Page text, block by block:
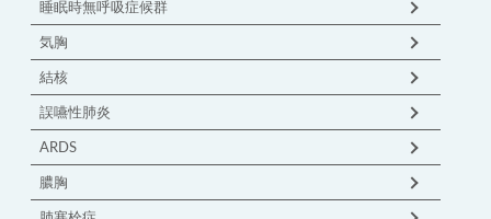
睡眠時無呼吸症候群
気胸
結核
誤嚥性肺炎
ARDS
膿胸